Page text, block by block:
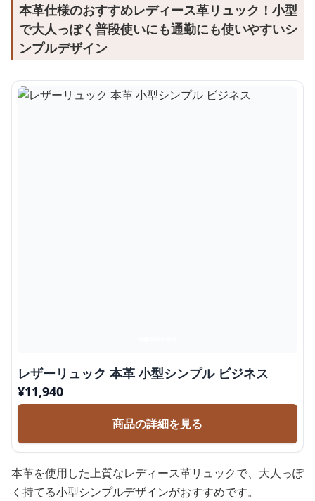
本革仕様のおすすめレディース革リュック！小型
で大人っぽく普段使いにも通勤にも使いやすいシ
ンプルデザイン
レザーリュック 本革 小型シンプル ビジネス
¥11,940
商品の詳細を見る
本革を使用した上質なレディース革リュックで、大人っぽ
く持てる小型シンプルデザインがおすすめです。